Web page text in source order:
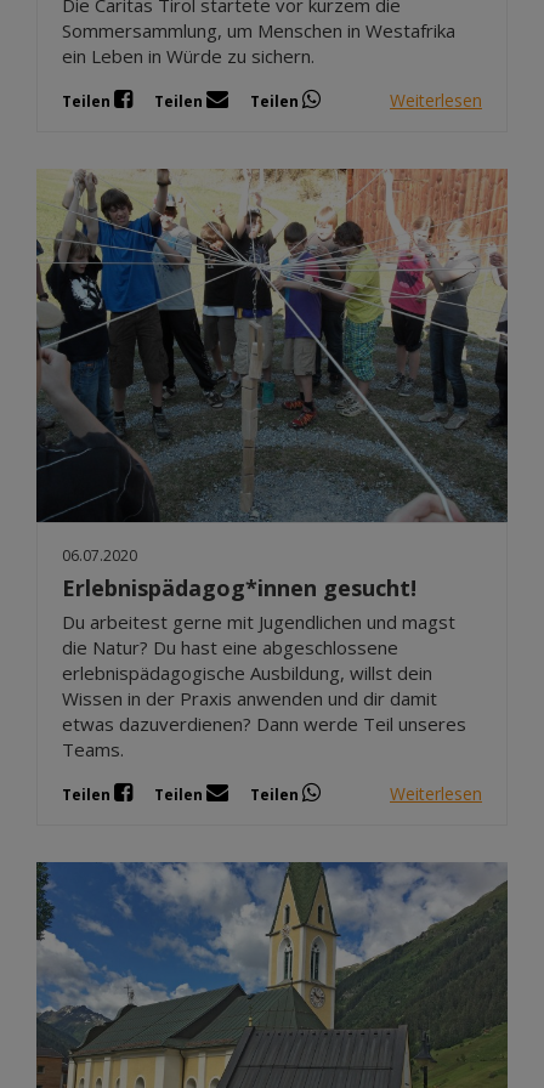
Die Caritas Tirol startete vor kurzem die
Sommersammlung, um Menschen in Westafrika
ein Leben in Würde zu sichern.
Teilen Teilen Teilen Weiterlesen
06.07.2020
Erlebnispädagog*innen gesucht!
Du arbeitest gerne mit Jugendlichen und magst
die Natur? Du hast eine abgeschlossene
erlebnispädagogische Ausbildung, willst dein
Wissen in der Praxis anwenden und dir damit
etwas dazuverdienen? Dann werde Teil unseres
Teams.
Teilen Teilen Teilen Weiterlesen